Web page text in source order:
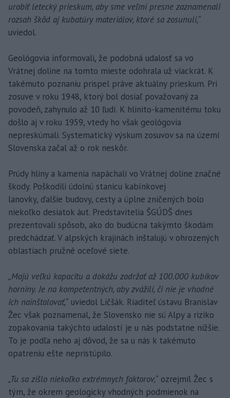
urobiť letecký prieskum, aby sme veľmi presne zaznamenali
rozsah škôd aj kubatúry materiálov, ktoré sa zosunuli,“
uviedol.
Geológovia informovali, že podobná udalosť sa vo
Vrátnej doline na tomto mieste odohrala už viackrát. K
takémuto poznaniu prispel práve aktuálny prieskum. Pri
zosuve v roku 1948, ktorý bol dosiaľ považovaný za
povodeň, zahynulo až 10 ľudí. K hlinito-kamenitému toku
došlo aj v roku 1959, vtedy ho však geológovia
nepreskúmali. Systematický výskum zosuvov sa na území
Slovenska začal až o rok neskôr.
Prúdy hliny a kamenia napáchali vo Vrátnej doline značné
škody. Poškodili údolnú stanicu kabínkovej
lanovky, ďalšie budovy, cesty a úplne zničených bolo
niekoľko desiatok áut. Predstavitelia ŠGÚDŠ dnes
prezentovali spôsob, ako do budúcna takýmto škodám
predchádzať. V alpských krajinách inštalujú v ohrozených
oblastiach pružné oceľové siete.
„Majú veľkú kapacitu a dokážu zadržať až 100.000 kubíkov
horniny. Je na kompetentných, aby zvážili, či nie je vhodné
ich nainštalovať,“ uviedol Ličšák. Riaditeľ ústavu Branislav
Žec však poznamenal, že Slovensko nie sú Alpy a riziko
zopakovania takýchto udalostí je u nás podstatne nižšie.
To je podľa neho aj dôvod, že sa u nás k takémuto
opatreniu ešte nepristúpilo.
„Tu sa zišlo niekoľko extrémnych faktorov,“ ozrejmil Žec s
tým, že okrem geologicky vhodných podmienok na